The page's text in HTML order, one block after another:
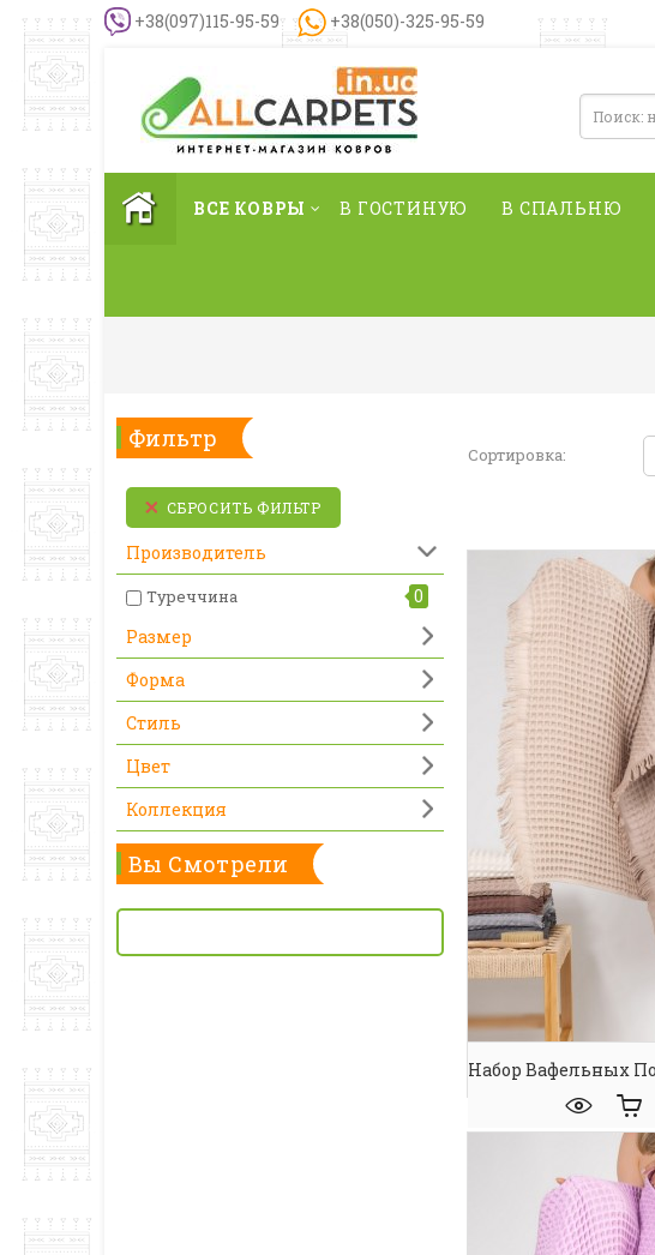
+38(097)115-95-59 +38(050)-325-95-59
ВСЕ КОВРЫ В ГОСТИНУЮ В СПАЛЬНЮ
Фильтр
СБРОСИТЬ ФИЛЬТР
Производитель
Туреччина
0
Размер
Форма
Стиль
Цвет
Коллекция
Вы Смотрели
Сортировка: